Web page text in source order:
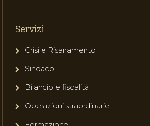
Servizi
Crisi e Risanamento
Sindaco
Bilancio e fiscalità
Operazioni straordinarie